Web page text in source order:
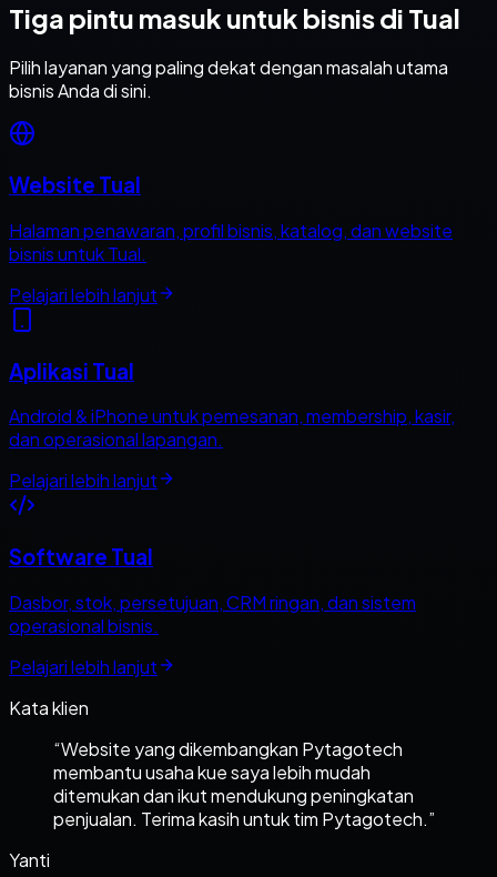
Tiga pintu masuk untuk bisnis di Tual
Pilih layanan yang paling dekat dengan masalah utama
bisnis Anda di sini.
Website Tual
Halaman penawaran, profil bisnis, katalog, dan website
bisnis untuk Tual.
Pelajari lebih lanjut
Aplikasi Tual
Android & iPhone untuk pemesanan, membership, kasir,
dan operasional lapangan.
Pelajari lebih lanjut
Software Tual
Dasbor, stok, persetujuan, CRM ringan, dan sistem
operasional bisnis.
Pelajari lebih lanjut
Kata klien
“Website yang dikembangkan Pytagotech
membantu usaha kue saya lebih mudah
ditemukan dan ikut mendukung peningkatan
penjualan. Terima kasih untuk tim Pytagotech.”
Yanti